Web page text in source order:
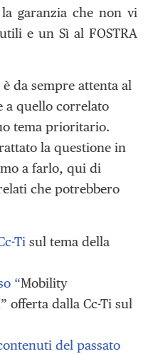
garanzia che non vi
e un Sì al FOSTRA
da sempre attenta al
a quello correlato
tema prioritario.
la questione in
a farlo, qui di
che potrebbero
Tisul tema della
“Mobility
offerta dalla Cc-Ti sul
del passato